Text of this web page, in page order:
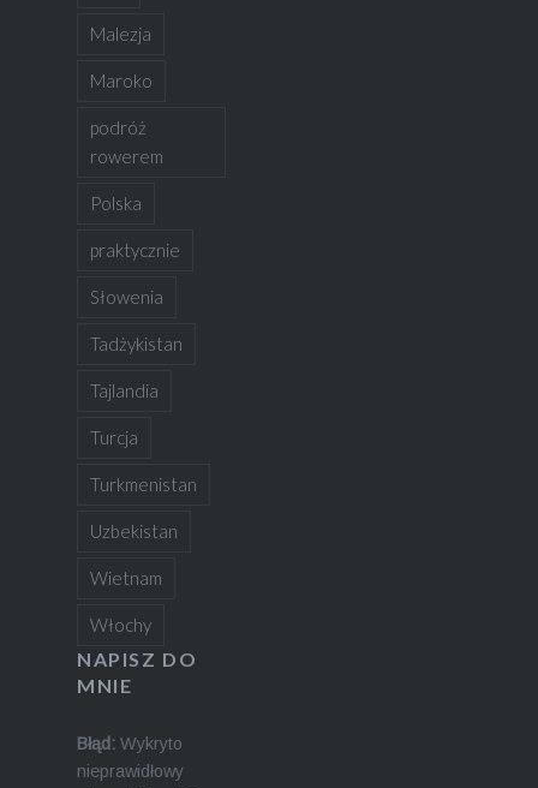
Malezja
Maroko
podróż
rowerem
Polska
praktycznie
Słowenia
Tadżykistan
Tajlandia
Turcja
Turkmenistan
Uzbekistan
Wietnam
Włochy
NAPISZ DO
MNIE
Błąd:Wykryto
nieprawidłowy